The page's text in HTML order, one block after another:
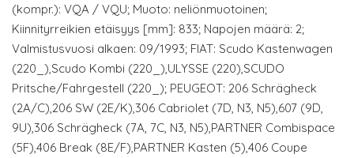
(kompr.): VQA / VQU; Muoto: neliönmuotoinen;
Kiinnityrreikien etäisyys [mm]: 833; Napojen määrä: 2;
Valmistusvuosi alkaen: 09/1993; FIAT: Scudo Kastenwagen
(220_),Scudo Kombi (220_),ULYSSE (220),SCUDO
Pritsche/Fahrgestell (220_); PEUGEOT: 206 Schrägheck
(2A/C),206 SW (2E/K),306 Cabriolet (7D, N3, N5),607 (9D,
9U),306 Schrägheck (7A, 7C, N3, N5),PARTNER Combispace
(5F),406 Break (8E/F),PARTNER Kasten (5),406 Coupe